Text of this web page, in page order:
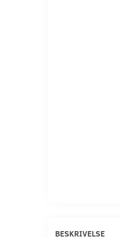
BESKRIVELSE